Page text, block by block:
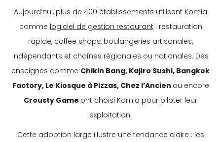
Aujourd’hui, plus de 400 établissements utilisent Komia
comme logiciel de gestion restaurant : restauration
rapide, coffee shops, boulangeries artisanales,
indépendants et chaînes régionales ou nationales. Des
enseignes comme Chikin Bang, Kajiro Sushi, Bangkok
Factory, Le Kiosque à Pizzas, Chez l’Ancien ou encore
Crousty Game ont choisi Komia pour piloter leur
exploitation.
Cette adoption large illustre une tendance claire : les